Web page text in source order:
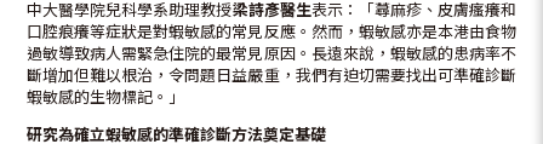
中大醫學院兒科學系助理教授梁詩彥醫生表示：「蕁麻疹、皮膚瘙癢和
口腔痕癢等症狀是對蝦敏感的常見反應。然而，蝦敏感亦是本港由食物
過敏導致病人需緊急住院的最常見原因。長遠來說，蝦敏感的患病率不
斷增加但難以根治，令問題日益嚴重，我們有迫切需要找出可準確診斷
蝦敏感的生物標記。」
研究為確立蝦敏感的準確診斷方法奠定基礎